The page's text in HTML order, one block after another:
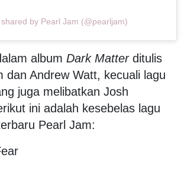
by Pearl Jam (@pearljam)
album Dark Matterditulis
dan Andrew Watt, kecuali lagu
juga melibatkan Josh
ini adalah kesebelas lagu
Pearl Jam: